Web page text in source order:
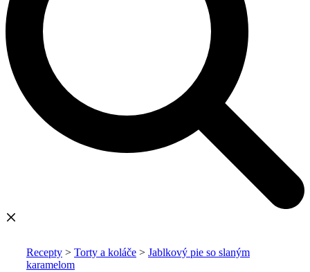
Recepty > Torty a koláče > Jablkový pie so slaným
karamelom